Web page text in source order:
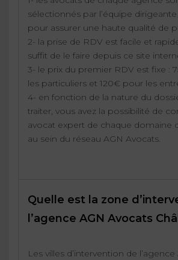
sélectionnés par l’équipe dirigeante
pour assurer une haute qualité de
2- la prise de RDV est facile et
suffit de le faire depuis ce site
3- le prix du premier RDV est fixe :
les particuliers et 120€ pour les
4- en fonction de la nature du
traiter, vous avez la possibilité de
avocat expert de chaque domaine
au sein du réseau AGN Avocats.
Quelle est la zone
l’agence AGN Avocats
Les villes d’intervention de l’agence